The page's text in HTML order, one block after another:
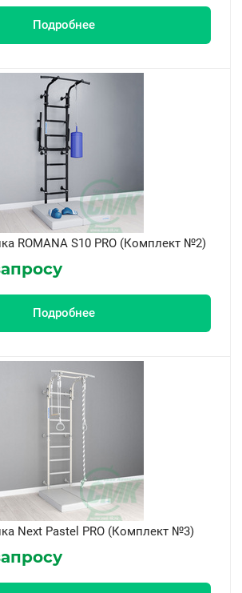
Подробнее
ROMANA S10 PRO (Комплект №2)
Подробнее
Next Pastel PRO (Комплект №3)